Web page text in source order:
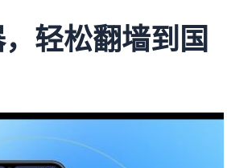
轻松翻墙到国